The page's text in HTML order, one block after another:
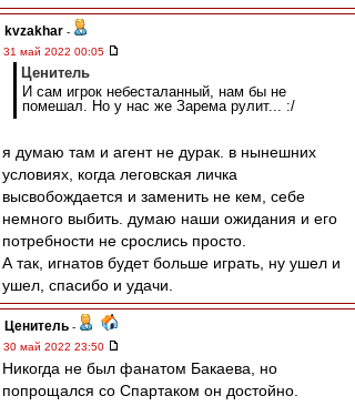
kvzakhar -
31 май 2022 00:05
Ценитель
И сам игрок небесталанный, нам бы не
помешал. Но у нас же Зарема рулит... :/
я думаю там и агент не дурак. в нынешних
условиях, когда леговская личка
высвобождается и заменить не кем, себе
немного выбить. думаю наши ожидания и его
потребности не срослись просто.
А так, игнатов будет больше играть, ну ушел и
ушел, спасибо и удачи.
Ценитель -
30 май 2022 23:50
Никогда не был фанатом Бакаева, но
попрощался со Спартаком он достойно.